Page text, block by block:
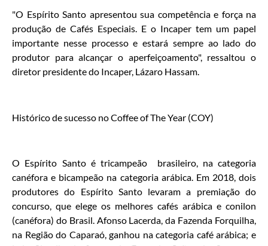
"O Espírito Santo apresentou sua competência e força na
produção de Cafés Especiais. E o Incaper tem um papel
importante nesse processo e estará sempre ao lado do
produtor para alcançar o aperfeiçoamento", ressaltou o
diretor presidente do Incaper, Lázaro Hassam.
Histórico de sucesso no Coffee of The Year (COY)
O Espírito Santo é tricampeão brasileiro, na categoria
canéfora e bicampeão na categoria arábica. Em 2018, dois
produtores do Espírito Santo levaram a premiação do
concurso, que elege os melhores cafés arábica e conilon
(canéfora) do Brasil. Afonso Lacerda, da Fazenda Forquilha,
na Região do Caparaó, ganhou na categoria café arábica; e